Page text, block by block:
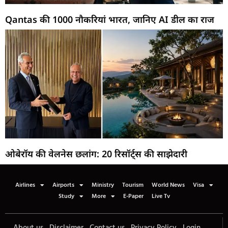
Qantas की 1000 नौकरियां भारत, जानिए AI डील का राज
ओबेरॉय की वेलनेस छलांग: 20 रिसॉर्ट्स की साझेदारी
Airlines Airports Ministry Tourism World News
Visa
Study
More E-Paper Live Tv